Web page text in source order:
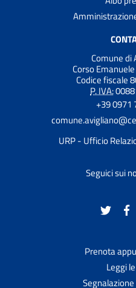
Comune di
Corso
Codice fiscale
P. IVA:
+39 0971
URP - Ufficio
Seguici sui
Prenota
Leggi